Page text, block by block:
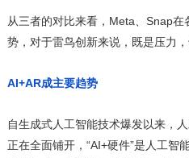
从三者的对比来看，Meta、Snap
势，对于雷鸟创新来说，既是压力，
AI+AR成主要趋势
自生成式人工智能技术爆发以来，
正在全面铺开，“AI+硬件”是人工智